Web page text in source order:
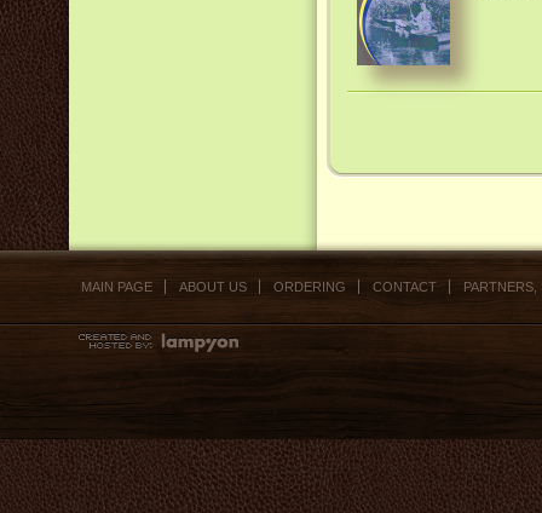
MAIN PAGE ABOUT US ORDERING CONTACT PARTNERS,